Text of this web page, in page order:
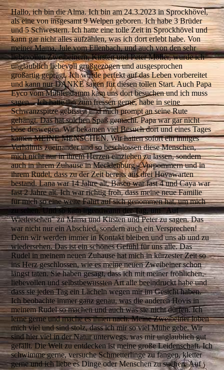
Hallo, ich bin die Alma. Ich bin am 24.3.2023 in Sprockhövel,
als eine von insgesamt 9 Welpen geboren. Ich habe 3 Brüder
und 5 Schwestern. Ich hatte eine tolle Zeit in Sprockhövel und
kann gar nicht alles aufzählen, was ich dort erlebt habe. Von
meiner Mama, Jule vom Ellenbach, und auch von den sehr
liebevollen Zweibeinern, Kirsten und Peter Möller, wurde ich
unglaublich liebevoll großgezogen und ausgesprochen
großartig geprägt. Ich wurde perfekt auf das Leben vorbereitet
und kann nur DANKE sagen für diesen tollen Start. Auch Papa
Eyco vom Mühlendamm kam uns dort besuchen und ich muss
sagen... Ich hatte ihn zum fressen gerne, habe in seine
Schwanzspitze gebissen und mich prompt an seine Rute
gehängt. Das hat solchen Spaß gemacht. Papa war gar nicht
böse deswegen. Wir bekamen viel Besuch dort und eines Tages
kamen MEINE MENSCHEN. Wir hatten sofort ein inniges
Verhältnis zueinander und so beschlossen diese Menschen,
mich nicht nur in ihrem Herzen einziehen zu lassen, sondern
auch in ihrem Zuhause in Mecklenburg - Vorpommern und in
ihrem Rudel, dass zu der Zeit bereits aus drei Hovawarten
bestand. Lana war 14 Jahre alt, Basco war fast 4 und Caya war
fast 2 Jahre alt. Ich war richtig froh, dass meine neue Familie
für mich so eine weite Fahrt auf sich genommen hat, um mich
zu sehen. Und so kam irgendwann der Tag, um "Auf
Wiedersehen" zu Mama und Kirsten und Peter zu sagen. Das
war nicht nur ein Abschied, sondern auch ein Versprechen!
Denn wir werden immer in Kontakt bleiben und uns ab und zu
wiedersehen. Das ist ein schönes Gefühl für uns alle. Das
Rudel in meinem neuen Zuhause hat mich in kürzester Zeit so
ins Herz geschlossen, wie es meine neuen Zweibeiner schon
längst taten. Sie haben gesagt, dass ich mit meiner fröhlichen,
liebevollen und selbstbewussten Art alle beeindruckt habe und
dass sie jeden Tag ein Lächeln wegen mir im Gesicht haben.
Ich beobachte immer ganz genau, was die anderen Hovis in
meinem Rudel so machen und auch was sie nicht dürfen. Ich
lerne gerne und mache es ihnen nach. Meine Zweibeiner loben
mich viel und sind stolz, dass ich mir so viel Mühe gebe. Wir
sind hier viel in der Natur unterwegs, was mir unglaublich gut
gefällt. Die Welt zu entdecken ist meine große Leidenschaft. Ich
schwimme gerne, versuche Schmetterlinge zu fangen, kletter
gerne und ich liebe es Dinge oder Menschen zu suchen. Auf